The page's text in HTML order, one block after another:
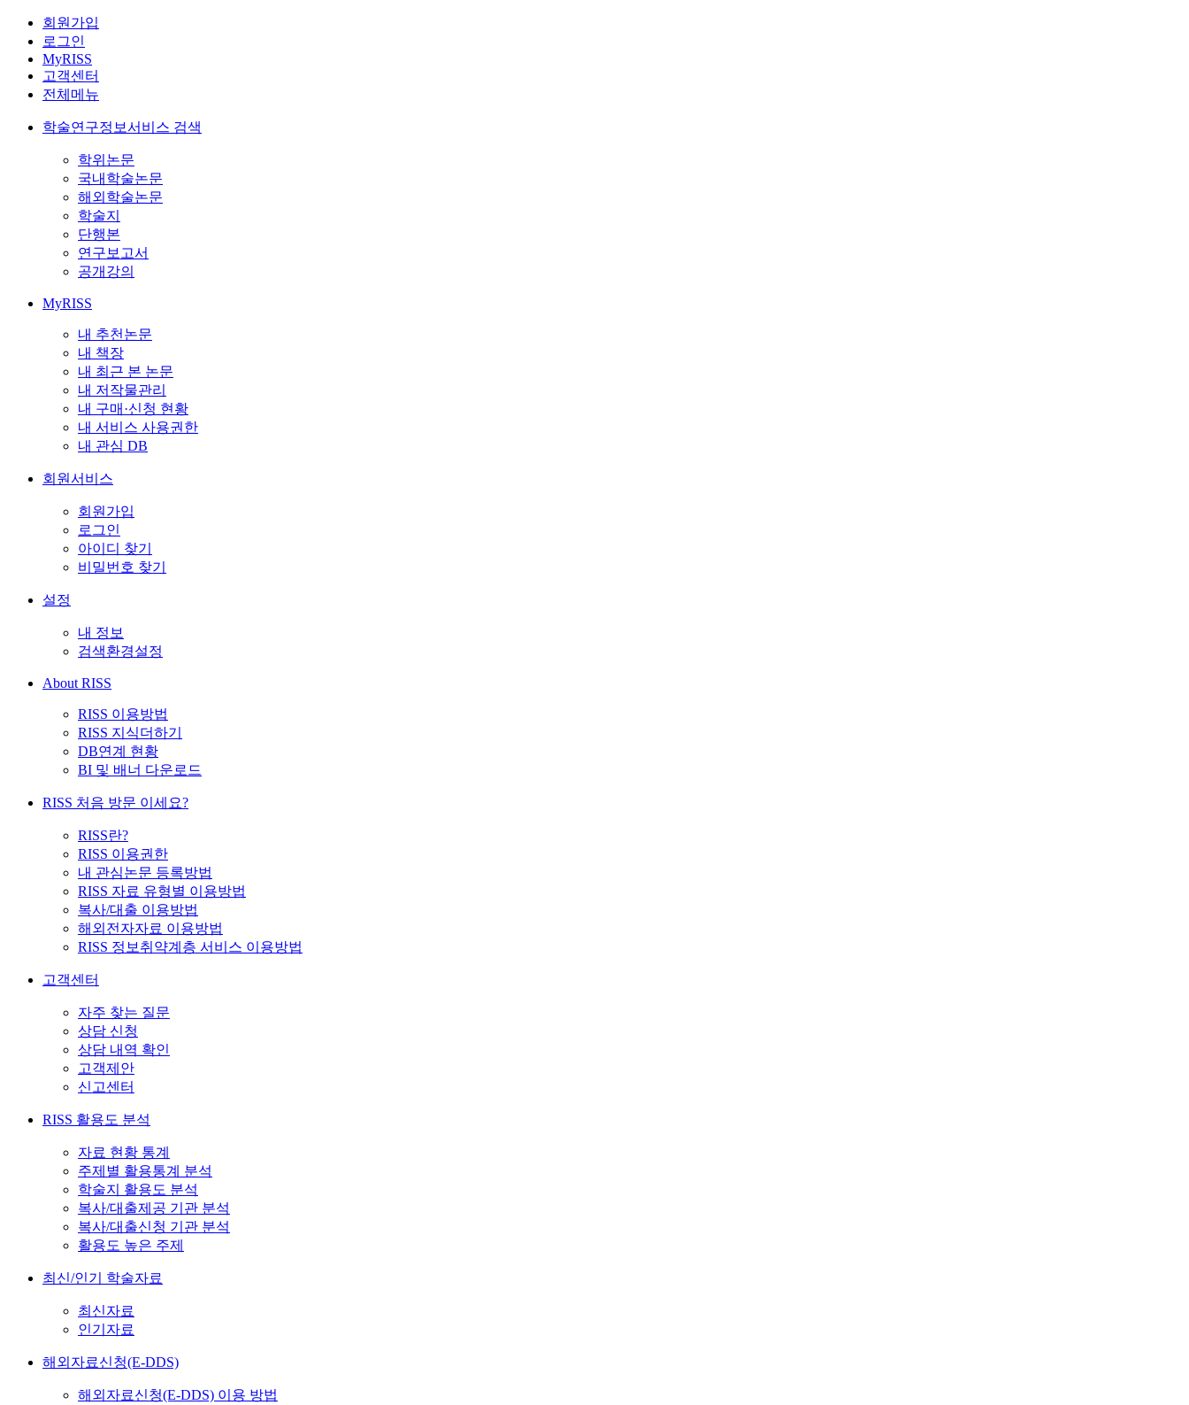
회원가입
로그인
MyRISS
고객센터
전체메뉴
학술연구정보서비스 검색
학위논문
국내학술논문
해외학술논문
학술지
단행본
연구보고서
공개강의
MyRISS
내 추천논문
내 책장
내 최근 본 논문
내 저작물관리
내 구매·신청 현황
내 서비스 사용권한
내 관심 DB
회원서비스
회원가입
로그인
아이디 찾기
비밀번호 찾기
설정
내 정보
검색환경설정
About RISS
RISS 이용방법
RISS 지식더하기
DB연계 현황
BI 및 배너 다운로드
RISS 처음 방문 이세요?
RISS란?
RISS 이용권한
내 관심논문 등록방법
RISS 자료 유형별 이용방법
복사/대출 이용방법
해외전자자료 이용방법
RISS 정보취약계층 서비스 이용방법
고객센터
자주 찾는 질문
상담 신청
상담 내역 확인
고객제안
신고센터
RISS 활용도 분석
자료 현황 통계
주제별 활용통계 분석
학술지 활용도 분석
복사/대출제공 기관 분석
복사/대출신청 기관 분석
활용도 높은 주제
최신/인기 학술자료
최신자료
인기자료
해외자료신청(E-DDS)
해외자료신청(E-DDS) 이용 방법